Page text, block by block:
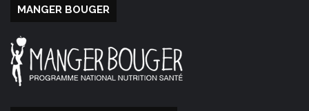
MANGER BOUGER